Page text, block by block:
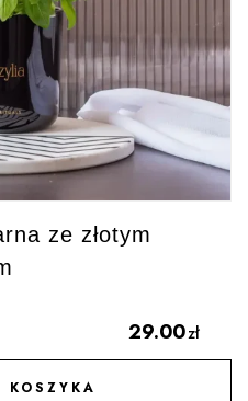
ze złotym
29.00zł
KOSZYKA